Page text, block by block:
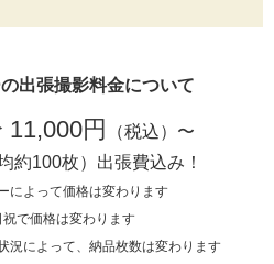
出張撮影料金について
11,000円
（税込）〜
約100枚）出張費込み！
によって価格は変わります
で価格は変わります
況によって、納品枚数は変わります